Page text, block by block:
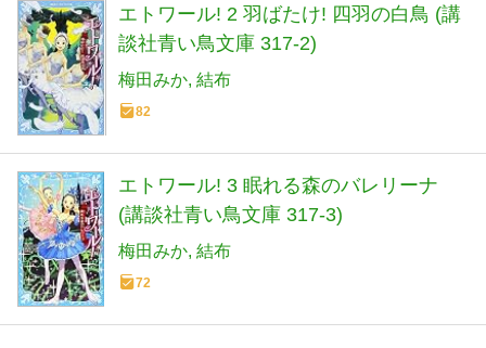
エトワール! 2 羽ばたけ! 四羽の白鳥 (講
談社青い鳥文庫 317-2)
梅田みか 結布
82
エトワール! 3 眠れる森のバレリーナ
(講談社青い鳥文庫 317-3)
梅田みか 結布
72